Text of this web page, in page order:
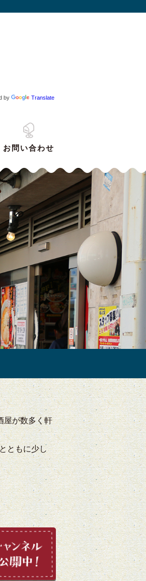
by Translate
お問い合わせ
屋が数多く軒
ともに少し